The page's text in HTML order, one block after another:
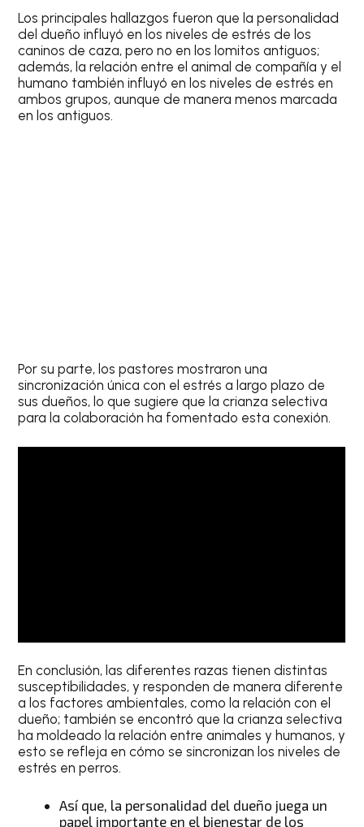
Los principales hallazgos fueron que la personalidad
del dueño influyó en los niveles de estrés de los
caninos de caza, pero no en los lomitos antiguos;
además, la relación entre el animal de compañía y el
humano también influyó en los niveles de estrés en
ambos grupos, aunque de manera menos marcada
en los antiguos.
Por su parte, los pastores mostraron una
sincronización única con el estrés a largo plazo de
sus dueños, lo que sugiere que la crianza selectiva
para la colaboración ha fomentado esta conexión.
En conclusión, las diferentes razas tienen distintas
susceptibilidades, y responden de manera diferente
a los factores ambientales, como la relación con el
dueño; también se encontró que la crianza selectiva
ha moldeado la relación entre animales y humanos, y
esto se refleja en cómo se sincronizan los niveles de
estrés en perros.
Así que, la personalidad del dueño juega un
papel importante en el bienestar de los